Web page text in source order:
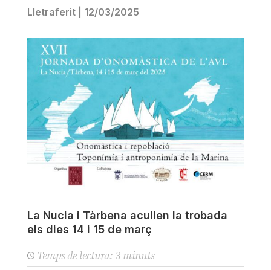
Lletraferit| 12/03/2025
La Nucia i Tàrbena acullen la trobada
els dies 14 i 15 de març
Temps de lectura: 3 minuts